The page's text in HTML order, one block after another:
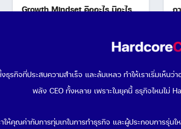
Growth Mindset คืออะไร มีอะไร
ก
รกิจที่ประสบความสำเร็จ และล้มเหลว ทำให้เราเริ่มเห็นว่
พลัง CEO ทั้งหลาย เพราะในยุคนี้ ธรุกิจไหนไม่
าให้คุณค่ากับการทุ่มเทในการทำธุรกิจ และผู้ประกอบการรุ่